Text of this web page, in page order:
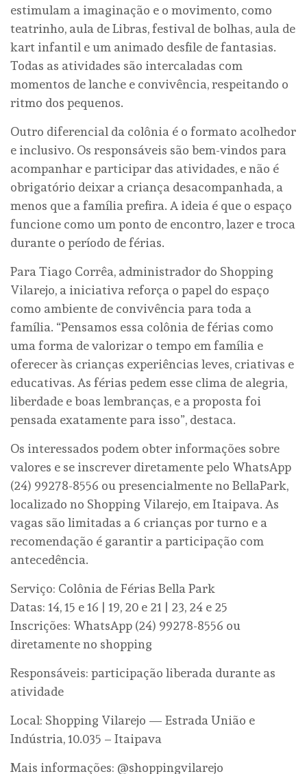
estimulam a imaginação e o movimento, como
teatrinho, aula de Libras, festival de bolhas, aula de
kart infantil e um animado desfile de fantasias.
Todas as atividades são intercaladas com
momentos de lanche e convivência, respeitando o
ritmo dos pequenos.
Outro diferencial da colônia é o formato acolhedor
e inclusivo. Os responsáveis são bem-vindos para
acompanhar e participar das atividades, e não é
obrigatório deixar a criança desacompanhada, a
menos que a família prefira. A ideia é que o espaço
funcione como um ponto de encontro, lazer e troca
durante o período de férias.
Para Tiago Corrêa, administrador do Shopping
Vilarejo, a iniciativa reforça o papel do espaço
como ambiente de convivência para toda a
família. “Pensamos essa colônia de férias como
uma forma de valorizar o tempo em família e
oferecer às crianças experiências leves, criativas e
educativas. As férias pedem esse clima de alegria,
liberdade e boas lembranças, e a proposta foi
pensada exatamente para isso”, destaca.
Os interessados podem obter informações sobre
valores e se inscrever diretamente pelo WhatsApp
(24) 99278-8556 ou presencialmente no BellaPark,
localizado no Shopping Vilarejo, em Itaipava. As
vagas são limitadas a 6 crianças por turno e a
recomendação é garantir a participação com
antecedência.
Serviço: Colônia de Férias Bella Park
Datas: 14, 15 e 16 | 19, 20 e 21 | 23, 24 e 25
Inscrições: WhatsApp (24) 99278-8556 ou
diretamente no shopping
Responsáveis: participação liberada durante as
atividade
Local: Shopping Vilarejo — Estrada União e
Indústria, 10.035 – Itaipava
Mais informações: @shoppingvilarejo